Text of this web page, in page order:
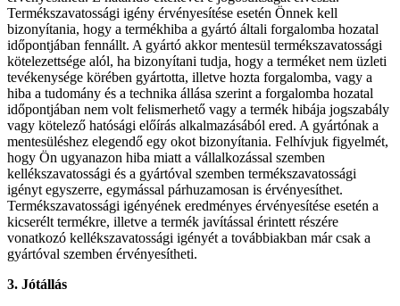
Termékszavatossági igény érvényesítése esetén Önnek kell
bizonyítania, hogy a termékhiba a gyártó általi forgalomba hozatal
időpontjában fennállt. A gyártó akkor mentesül termékszavatossági
kötelezettsége alól, ha bizonyítani tudja, hogy a terméket nem üzleti
tevékenysége körében gyártotta, illetve hozta forgalomba, vagy a
hiba a tudomány és a technika állása szerint a forgalomba hozatal
időpontjában nem volt felismerhető vagy a termék hibája jogszabály
vagy kötelező hatósági előírás alkalmazásából ered. A gyártónak a
mentesüléshez elegendő egy okot bizonyítania. Felhívjuk figyelmét,
hogy Ön ugyanazon hiba miatt a vállalkozással szemben
kellékszavatossági és a gyártóval szemben termékszavatossági
igényt egyszerre, egymással párhuzamosan is érvényesíthet.
Termékszavatossági igényének eredményes érvényesítése esetén a
kicserélt termékre, illetve a termék javítással érintett részére
vonatkozó kellékszavatossági igényét a továbbiakban már csak a
gyártóval szemben érvényesítheti.
3. Jótállás